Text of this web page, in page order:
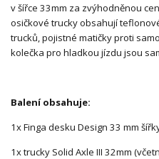
v šířce 33mm za zvýhodněnou
osičkové trucky obsahují
trucků, pojistné matičky proti
kolečka pro hladkou jízdu jsou
Balení obsahuje:
1x Finga desku Design 33 mm
1x trucky Solid Axle III 32mm